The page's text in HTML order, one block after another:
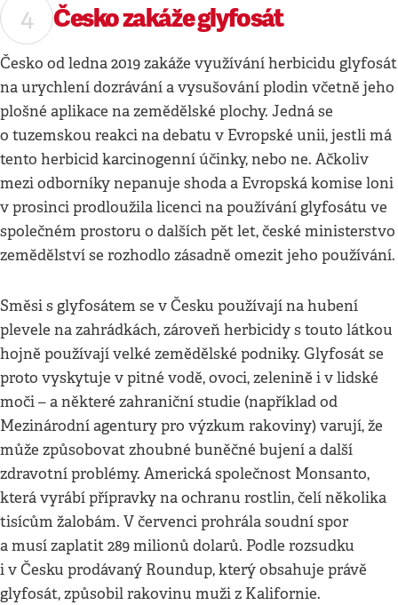
Česko zakáže glyfosát
Česko od ledna 2019 zakáže využívání herbicidu glyfosát
na urychlení dozrávání a vysušování plodin včetně jeho
plošné aplikace na zemědělské plochy. Jedná se
o tuzemskou reakci na debatu v Evropské unii, jestli má
tento herbicid karcinogenní účinky, nebo ne. Ačkoliv
mezi odborníky nepanuje shoda a Evropská komise loni
v prosinci prodloužila licenci na používání glyfosátu ve
společném prostoru o dalších pět let, české ministerstvo
zemědělství se rozhodlo zásadně omezit jeho používání.
Směsi s glyfosátem se v Česku používají na hubení
plevele na zahrádkách, zároveň herbicidy s touto látkou
hojně používají velké zemědělské podniky. Glyfosát se
proto vyskytuje v pitné vodě, ovoci, zelenině i v lidské
moči – a některé zahraniční studie (například od
Mezinárodní agentury pro výzkum rakoviny) varují, že
může způsobovat zhoubné buněčné bujení a další
zdravotní problémy. Americká společnost Monsanto,
která vyrábí přípravky na ochranu rostlin, čelí několika
tisícům žalobám. V červenci prohrála soudní spor
a musí zaplatit 289 milionů dolarů. Podle rozsudku
i v Česku prodávaný Roundup, který obsahuje právě
glyfosát, způsobil rakovinu muži z Kalifornie.